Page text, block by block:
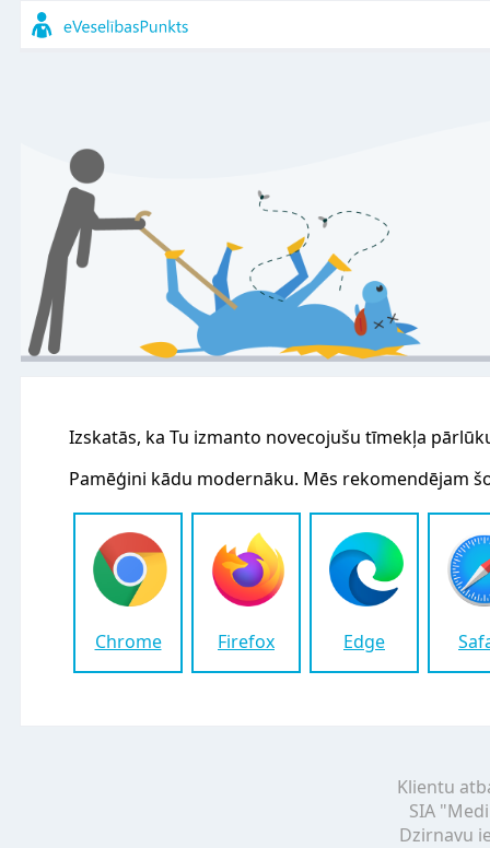
Izskatās, ka Tu izmanto novecojušu tīmekļa
Pamēģini kādu modernāku. Mēs rekomendējam
Chrome Firefox Edge
Klientu
SIA
Dzirnavu